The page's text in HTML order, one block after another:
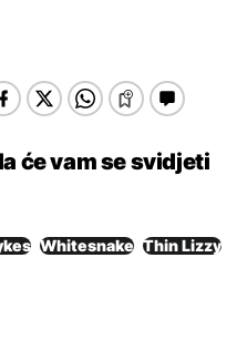
će vam se svidjeti
Whitesnake Thin Lizzy